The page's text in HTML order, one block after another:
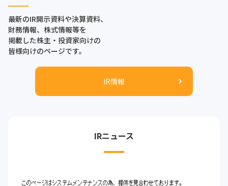
最新のIR開示資料や決算資料、
財務情報、株式情報等を
掲載した株主・投資家向けの
皆様向けのページです。
IR情報
IRニュース